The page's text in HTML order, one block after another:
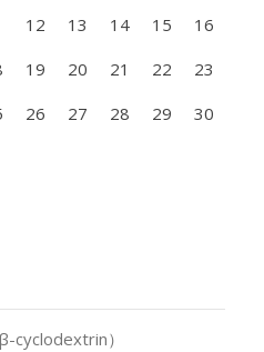
12 13 14 15
16
19 20 21 22
23
26 27 28 29
30
cyclodextrin）